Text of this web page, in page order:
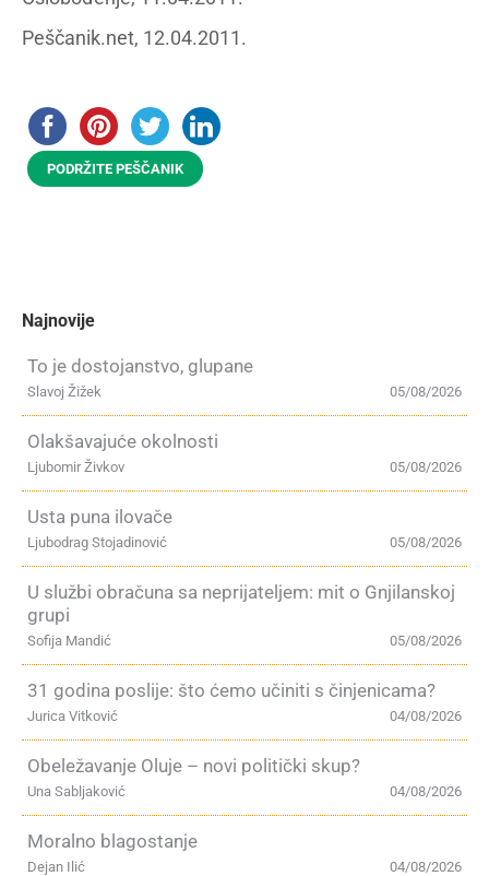
Peščanik.net, 12.04.2011.
PODRŽITE PEŠČANIK
Najnovije
To je dostojanstvo, glupane
05/08/2026
Slavoj Žižek
Olakšavajuće okolnosti
05/08/2026
Ljubomir Živkov
Usta puna ilovače
05/08/2026
Ljubodrag Stojadinović
U službi obračuna sa neprijateljem: mit o Gnjilanskoj
grupi
05/08/2026
Sofija Mandić
31 godina poslije: što ćemo učiniti s činjenicama?
04/08/2026
Jurica Vitković
Obeležavanje Oluje – novi politički skup?
04/08/2026
Una Sabljaković
Moralno blagostanje
04/08/2026
Dejan Ilić